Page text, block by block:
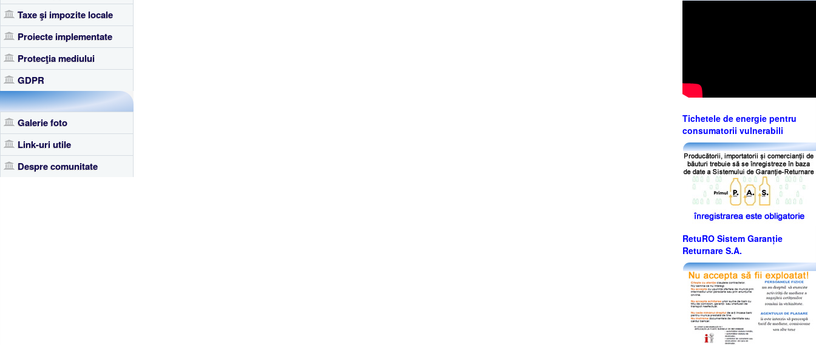
Taxe şi impozite locale
Proiecte implementate
Protecţia mediului
GDPR
Galerie foto
Link-uri utile
Despre comunitate
Tichetele de energie pentru
consumatorii vulnerabili
RetuRO Sistem Garanție
Returnare S.A.